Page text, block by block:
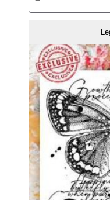
and
–
Crazy
Maison-
1047
antall